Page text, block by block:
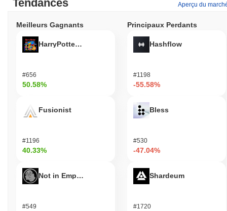
Tendances Aperçu du
Meilleurs Gagnants
HarryPotterObamaSonic10Inu (ETH)
#656
50.58%
Fusionist
#1196
40.33%
Not in Employment, Education, or Training
#549
Principaux Perdants
Hashflow
#1198
-55.58%
Bless
#530
-47.04%
Shardeum
#1720